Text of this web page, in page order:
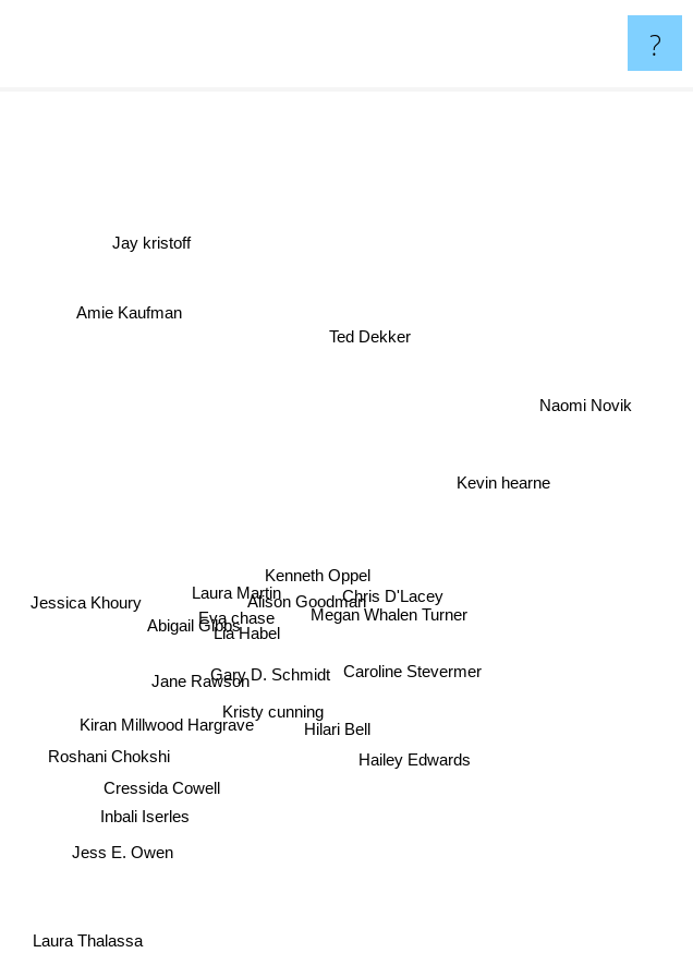
?
Jessica Khoury
Abigail Gibbs
Laura Martin
Lia Habel
Eva chase
Jane Rawson
Kiran Millwood Hargrave
Gary D. Schmidt
Kristy cunning
Kenneth Oppel
Inbali Iserles
Roshani Chokshi
Alison Goodman
Cressida Cowell
Jess E. Owen
Hilari Bell
Chris D'Lacey
Caroline Stevermer
Hailey Edwards
Megan Whalen Turner
Ted Dekker
Laura Thalassa
Kevin hearne
Amie Kaufman
Naomi Novik
Jay kristoff